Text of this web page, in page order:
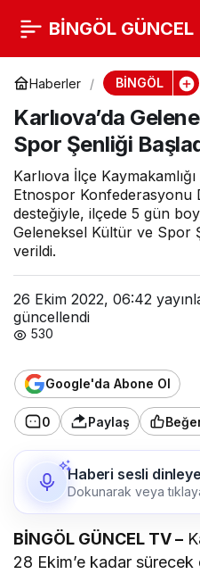
BİNGÖL GÜNCEL
Haberler BİNGÖL
Karlıova’da
Spor Şenliği
Karlıova İlçe
Etnospor Konfederasyonu
desteğiyle, ilçede 5 gün
Geleneksel Kültür ve Spor
verildi.
26 Ekim 2022, 06:42
güncellendi
530
Google'da Abone Ol
0 Paylaş
Haberi sesli
Dokunarak veya
BİNGÖL GÜNCEL TV –
28 Ekim’e kadar
Karlıova’da Geleneksel
Kültür ve Spor Şenliği
Başladı